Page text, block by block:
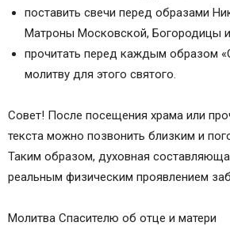
поставить свечи перед образами
Матроны Московской, Богородицы
прочитать перед каждым образом
молитву для этого святого.
Совет! После посещения храма или
текста можно позвонить близким и
Таким образом, духовная
реальным физическим проявлением
Молитва Спасителю об отце и матери